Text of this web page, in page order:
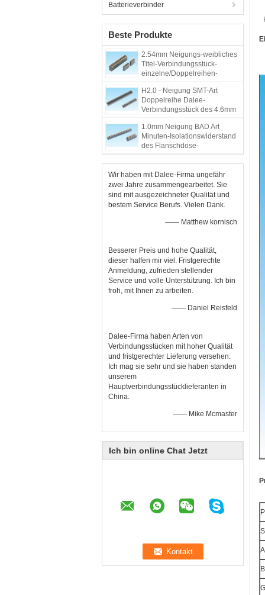
Batterieverbinder
Beste Produkte
2.54mm Neigungs-weibliches
Titel-Verbindungsstück-
einzelne/Doppelreihen-
H2.0 - Neigung SMT-Art
Doppelreihe Dalee-
Verbindungsstück des 4.6mm
2.0mm
1.0mm Neigung BAD Art
Minuten-Isolationswiderstand
des Flanschdose-
Verbindungsstück-5000M
Wir haben mit Dalee-Firma ungefähr
zwei Jahre zusammengearbeitet. Sie
sind mit ausgezeichneter Qualität und
bestem Service Berufs. Vielen Dank.
—— Matthew kornisch
Besserer Preis und hohe Qualität,
dieser halfen mir viel. Fristgerechte
Anmeldung, zufrieden stellender
Service und volle Unterstützung. Ich bin
froh, mit Ihnen zu arbeiten.
—— Daniel Reisfeld
Dalee-Firma haben Arten von
Verbindungsstücken mit hoher Qualität
und fristgerechter Lieferung versehen.
Ich mag sie sehr und sie haben standen
unserem
Hauptverbindungsstücklieferanten in
China.
—— Mike Mcmaster
Ich bin online Chat Jetzt